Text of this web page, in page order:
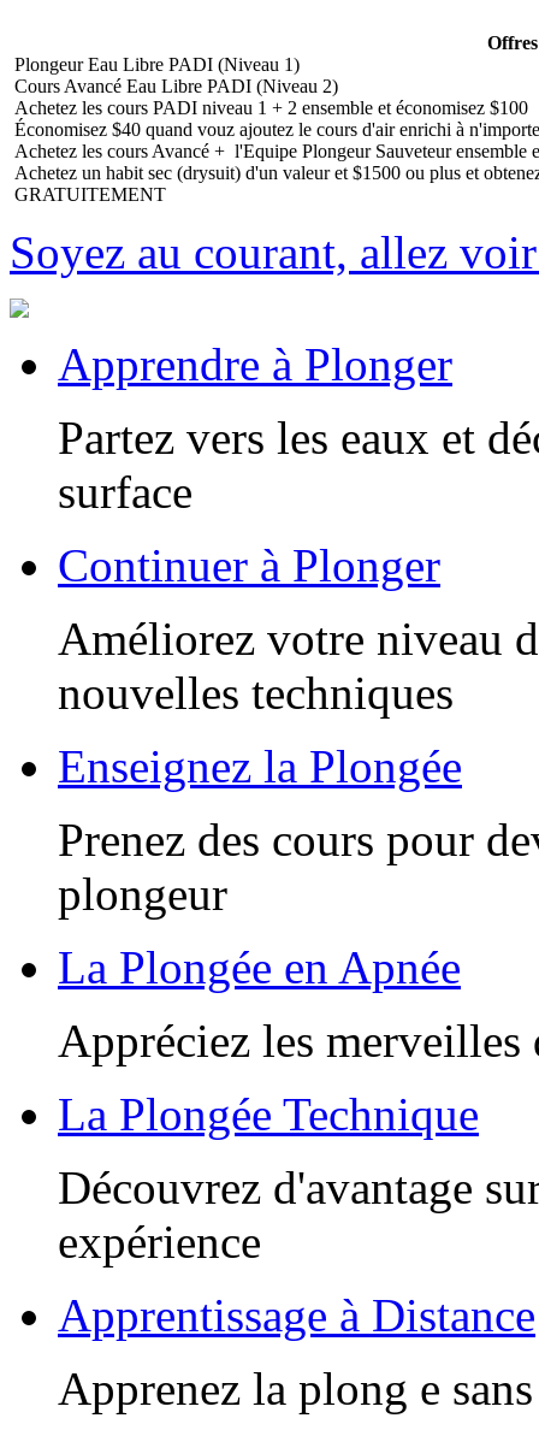
Plongeur Eau Libre PADI (Niveau 1)
Cours Avancé Eau Libre PADI (Niveau 2)
Achetez les cours PADI niveau 1 + 2 ensemble et économisez $100
Économisez $40 quand vouz ajoutez le cours d'air enrichi à
Achetez les cours Avancé + l'Equipe Plongeur Sauveteur ensemble
Achetez un habit sec (drysuit) d'un valeur et $1500 ou plus et
GRATUITEMENT
Soyez au courant, allez
Apprendre à Plonger
Partez vers les eaux et
surface
Continuer à Plonger
Améliorez votre niveau
nouvelles techniques
Enseignez la Plongée
Prenez des cours pour
plongeur
La Plongée en Apnée
Appréciez les merveilles
La Plongée Technique
Découvrez d'avantage
expérience
Apprentissage à Distance
Apprenez la plong e